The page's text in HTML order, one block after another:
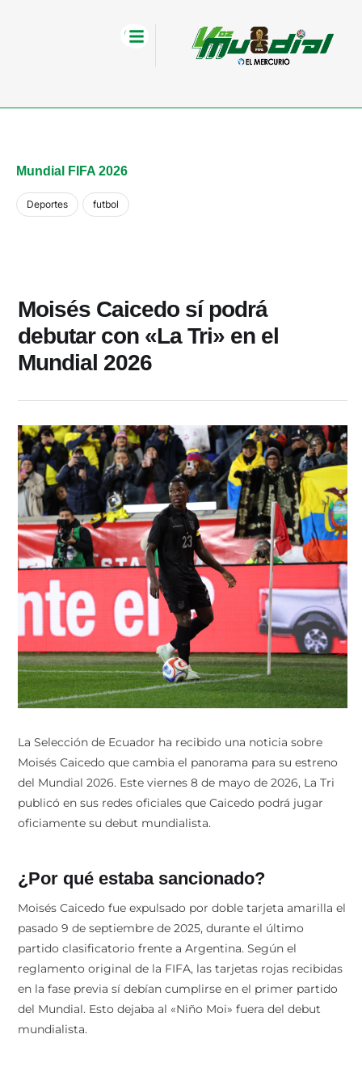
Mundial FIFA 2026
Deportes futbol
Moisés Caicedo sí podrá
debutar con «La Tri» en el
Mundial 2026
La Selección de Ecuador ha recibido una noticia sobre
Moisés Caicedo que cambia el panorama para su estreno
del Mundial 2026. Este viernes 8 de mayo de 2026, La Tri
publicó en sus redes oficiales que Caicedo podrá jugar
oficiamente su debut mundialista.
¿Por qué estaba sancionado?
Moisés Caicedo fue expulsado por doble tarjeta amarilla el
pasado 9 de septiembre de 2025, durante el último
partido clasificatorio frente a Argentina. Según el
reglamento original de la FIFA, las tarjetas rojas recibidas
en la fase previa sí debían cumplirse en el primer partido
del Mundial. Esto dejaba al «Niño Moi» fuera del debut
mundialista.